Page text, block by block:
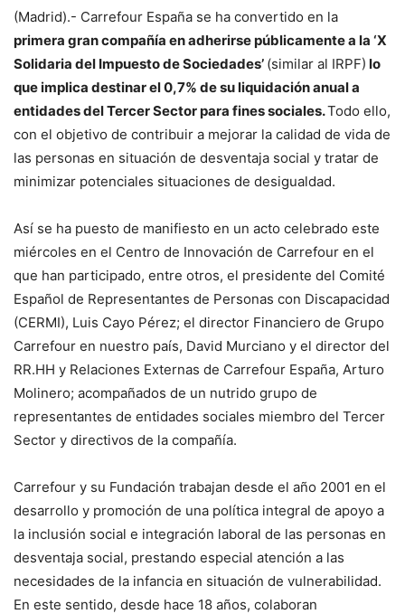
(Madrid).- Carrefour España se ha convertido en la
primera gran compañía en adherirse públicamente a la ‘X
Solidaria del Impuesto de Sociedades’ (similar al IRPF) lo
que implica destinar el 0,7% de su liquidación anual a
entidades del Tercer Sector para fines sociales.Todo ello,
con el objetivo de contribuir a mejorar la calidad de vida de
las personas en situación de desventaja social y tratar de
minimizar potenciales situaciones de desigualdad.
Así se ha puesto de manifiesto en un acto celebrado este
miércoles en el Centro de Innovación de Carrefour en el
que han participado, entre otros, el presidente del Comité
Español de Representantes de Personas con Discapacidad
(CERMI), Luis Cayo Pérez; el director Financiero de Grupo
Carrefour en nuestro país, David Murciano y el director del
RR.HH y Relaciones Externas de Carrefour España, Arturo
Molinero; acompañados de un nutrido grupo de
representantes de entidades sociales miembro del Tercer
Sector y directivos de la compañía.
Carrefour y su Fundación trabajan desde el año 2001 en el
desarrollo y promoción de una política integral de apoyo a
la inclusión social e integración laboral de las personas en
desventaja social, prestando especial atención a las
necesidades de la infancia en situación de vulnerabilidad.
En este sentido, desde hace 18 años, colaboran